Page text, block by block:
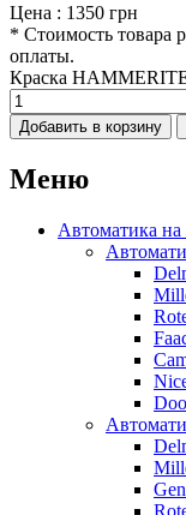
Цена : 1350 грн
* Стоимость товара
оплаты.
Краска
Добавить в корзину
Меню
Автоматика на